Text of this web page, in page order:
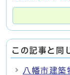
この記事と同
八幡市建築